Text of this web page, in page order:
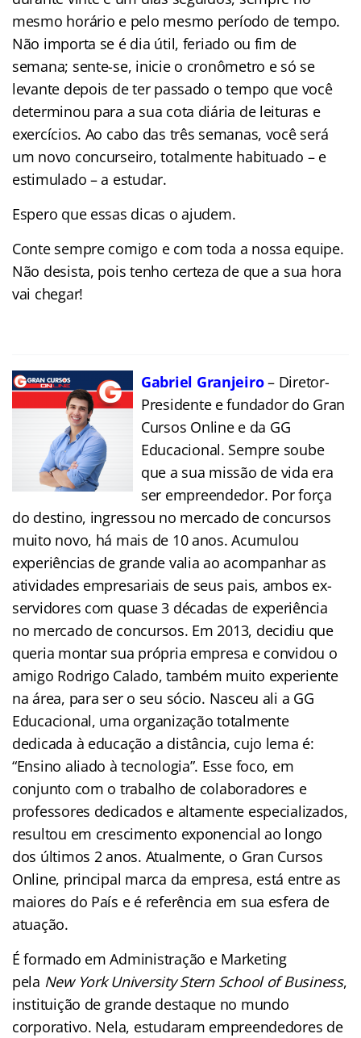
mesmo horário e pelo mesmo período de tempo.
Não importa se é dia útil, feriado ou fim de
semana; sente-se, inicie o cronômetro e só se
levante depois de ter passado o tempo que você
determinou para a sua cota diária de leituras e
exercícios. Ao cabo das três semanas, você será
um novo concurseiro, totalmente habituado – e
estimulado – a estudar.
Espero que essas dicas o ajudem.
Conte sempre comigo e com toda a nossa equipe.
Não desista, pois tenho certeza de que a sua hora
vai chegar!
Gabriel Granjeiro– Diretor-
Presidente e fundador do Gran
Cursos Online e da GG
Educacional. Sempre soube
que a sua missão de vida era
ser empreendedor. Por força
do destino, ingressou no mercado de concursos
muito novo, há mais de 10 anos. Acumulou
experiências de grande valia ao acompanhar as
atividades empresariais de seus pais, ambos ex-
servidores com quase 3 décadas de experiência
no mercado de concursos. Em 2013, decidiu que
queria montar sua própria empresa e convidou o
amigo Rodrigo Calado, também muito experiente
na área, para ser o seu sócio. Nasceu ali a GG
Educacional, uma organização totalmente
dedicada à educação a distância, cujo lema é:
“Ensino aliado à tecnologia”. Esse foco, em
conjunto com o trabalho de colaboradores e
professores dedicados e altamente especializados,
resultou em crescimento exponencial ao longo
dos últimos 2 anos. Atualmente, o Gran Cursos
Online, principal marca da empresa, está entre as
maiores do País e é referência em sua esfera de
atuação.
É formado em Administração e Marketing
pela New York University Stern School of Business,
instituição de grande destaque no mundo
corporativo. Nela, estudaram empreendedores de